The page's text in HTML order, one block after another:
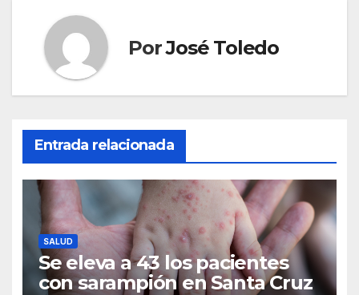
PorJosé Toledo
Entrada relacionada
SALUD
Se eleva a 43 los pacientes
con sarampión en Santa Cruz